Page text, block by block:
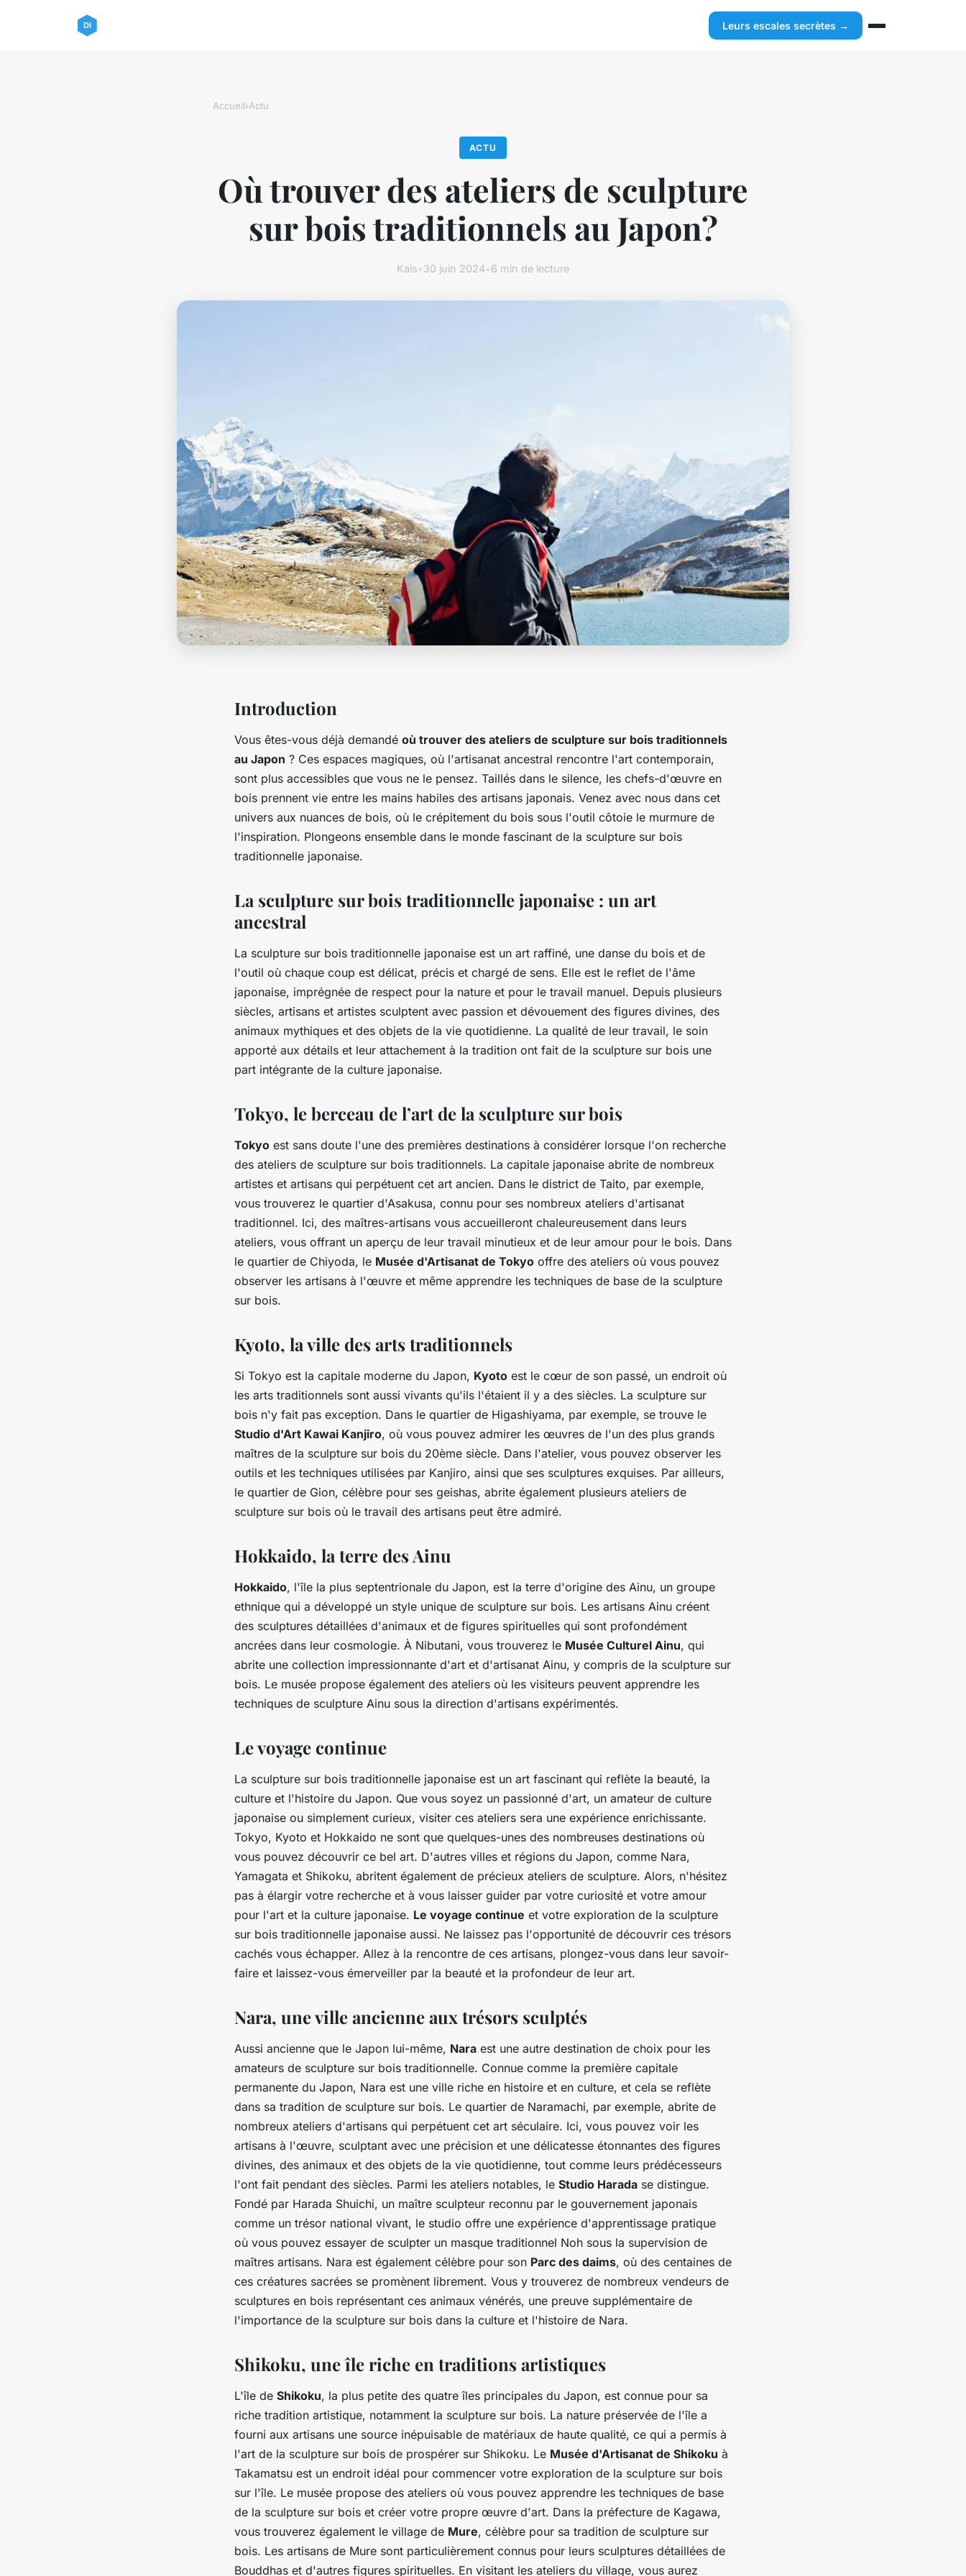
Leurs escales secrètes →
Accueil›Actu
ACTU
Où trouver des ateliers de sculpture
sur bois traditionnels au Japon?
Kaïs•30 juin 2024•6 min de lecture
Introduction
Vous êtes-vous déjà demandé où trouver des ateliers de sculpture sur bois traditionnels
au Japon ? Ces espaces magiques, où l'artisanat ancestral rencontre l'art contemporain,
sont plus accessibles que vous ne le pensez. Taillés dans le silence, les chefs-d'œuvre en
bois prennent vie entre les mains habiles des artisans japonais. Venez avec nous dans cet
univers aux nuances de bois, où le crépitement du bois sous l'outil côtoie le murmure de
l'inspiration. Plongeons ensemble dans le monde fascinant de la sculpture sur bois
traditionnelle japonaise.
La sculpture sur bois traditionnelle japonaise : un art
ancestral
La sculpture sur bois traditionnelle japonaise est un art raffiné, une danse du bois et de
l'outil où chaque coup est délicat, précis et chargé de sens. Elle est le reflet de l'âme
japonaise, imprégnée de respect pour la nature et pour le travail manuel. Depuis plusieurs
siècles, artisans et artistes sculptent avec passion et dévouement des figures divines, des
animaux mythiques et des objets de la vie quotidienne. La qualité de leur travail, le soin
apporté aux détails et leur attachement à la tradition ont fait de la sculpture sur bois une
part intégrante de la culture japonaise.
Tokyo, le berceau de l’art de la sculpture sur bois
Tokyo est sans doute l'une des premières destinations à considérer lorsque l'on recherche
des ateliers de sculpture sur bois traditionnels. La capitale japonaise abrite de nombreux
artistes et artisans qui perpétuent cet art ancien. Dans le district de Taito, par exemple,
vous trouverez le quartier d'Asakusa, connu pour ses nombreux ateliers d'artisanat
traditionnel. Ici, des maîtres-artisans vous accueilleront chaleureusement dans leurs
ateliers, vous offrant un aperçu de leur travail minutieux et de leur amour pour le bois. Dans
le quartier de Chiyoda, le Musée d'Artisanat de Tokyo offre des ateliers où vous pouvez
observer les artisans à l'œuvre et même apprendre les techniques de base de la sculpture
sur bois.
Kyoto, la ville des arts traditionnels
Si Tokyo est la capitale moderne du Japon, Kyoto est le cœur de son passé, un endroit où
les arts traditionnels sont aussi vivants qu'ils l'étaient il y a des siècles. La sculpture sur
bois n'y fait pas exception. Dans le quartier de Higashiyama, par exemple, se trouve le
Studio d'Art Kawai Kanjiro, où vous pouvez admirer les œuvres de l'un des plus grands
maîtres de la sculpture sur bois du 20ème siècle. Dans l'atelier, vous pouvez observer les
outils et les techniques utilisées par Kanjiro, ainsi que ses sculptures exquises. Par ailleurs,
le quartier de Gion, célèbre pour ses geishas, abrite également plusieurs ateliers de
sculpture sur bois où le travail des artisans peut être admiré.
Hokkaido, la terre des Ainu
Hokkaido, l'île la plus septentrionale du Japon, est la terre d'origine des Ainu, un groupe
ethnique qui a développé un style unique de sculpture sur bois. Les artisans Ainu créent
des sculptures détaillées d'animaux et de figures spirituelles qui sont profondément
ancrées dans leur cosmologie. À Nibutani, vous trouverez le Musée Culturel Ainu, qui
abrite une collection impressionnante d'art et d'artisanat Ainu, y compris de la sculpture sur
bois. Le musée propose également des ateliers où les visiteurs peuvent apprendre les
techniques de sculpture Ainu sous la direction d'artisans expérimentés.
Le voyage continue
La sculpture sur bois traditionnelle japonaise est un art fascinant qui reflète la beauté, la
culture et l'histoire du Japon. Que vous soyez un passionné d'art, un amateur de culture
japonaise ou simplement curieux, visiter ces ateliers sera une expérience enrichissante.
Tokyo, Kyoto et Hokkaido ne sont que quelques-unes des nombreuses destinations où
vous pouvez découvrir ce bel art. D'autres villes et régions du Japon, comme Nara,
Yamagata et Shikoku, abritent également de précieux ateliers de sculpture. Alors, n'hésitez
pas à élargir votre recherche et à vous laisser guider par votre curiosité et votre amour
pour l'art et la culture japonaise. Le voyage continue et votre exploration de la sculpture
sur bois traditionnelle japonaise aussi. Ne laissez pas l'opportunité de découvrir ces trésors
cachés vous échapper. Allez à la rencontre de ces artisans, plongez-vous dans leur savoir-
faire et laissez-vous émerveiller par la beauté et la profondeur de leur art.
Nara, une ville ancienne aux trésors sculptés
Aussi ancienne que le Japon lui-même, Nara est une autre destination de choix pour les
amateurs de sculpture sur bois traditionnelle. Connue comme la première capitale
permanente du Japon, Nara est une ville riche en histoire et en culture, et cela se reflète
dans sa tradition de sculpture sur bois. Le quartier de Naramachi, par exemple, abrite de
nombreux ateliers d'artisans qui perpétuent cet art séculaire. Ici, vous pouvez voir les
artisans à l'œuvre, sculptant avec une précision et une délicatesse étonnantes des figures
divines, des animaux et des objets de la vie quotidienne, tout comme leurs prédécesseurs
l'ont fait pendant des siècles. Parmi les ateliers notables, le Studio Harada se distingue.
Fondé par Harada Shuichi, un maître sculpteur reconnu par le gouvernement japonais
comme un trésor national vivant, le studio offre une expérience d'apprentissage pratique
où vous pouvez essayer de sculpter un masque traditionnel Noh sous la supervision de
maîtres artisans. Nara est également célèbre pour son Parc des daims, où des centaines de
ces créatures sacrées se promènent librement. Vous y trouverez de nombreux vendeurs de
sculptures en bois représentant ces animaux vénérés, une preuve supplémentaire de
l'importance de la sculpture sur bois dans la culture et l'histoire de Nara.
Shikoku, une île riche en traditions artistiques
L'île de Shikoku, la plus petite des quatre îles principales du Japon, est connue pour sa
riche tradition artistique, notamment la sculpture sur bois. La nature préservée de l'île a
fourni aux artisans une source inépuisable de matériaux de haute qualité, ce qui a permis à
l'art de la sculpture sur bois de prospérer sur Shikoku. Le Musée d'Artisanat de Shikoku à
Takamatsu est un endroit idéal pour commencer votre exploration de la sculpture sur bois
sur l'île. Le musée propose des ateliers où vous pouvez apprendre les techniques de base
de la sculpture sur bois et créer votre propre œuvre d'art. Dans la préfecture de Kagawa,
vous trouverez également le village de Mure, célèbre pour sa tradition de sculpture sur
bois. Les artisans de Mure sont particulièrement connus pour leurs sculptures détaillées de
Bouddhas et d'autres figures spirituelles. En visitant les ateliers du village, vous aurez